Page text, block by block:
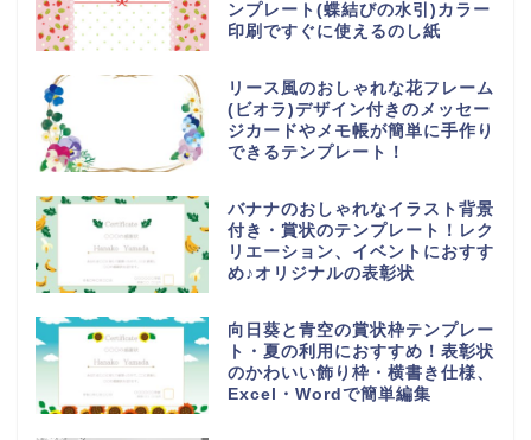
ンプレート(蝶結びの水引)カラー
印刷ですぐに使えるのし紙
リース風のおしゃれな花フレーム
(ビオラ)デザイン付きのメッセー
ジカードやメモ帳が簡単に手作り
できるテンプレート！
バナナのおしゃれなイラスト背景
付き・賞状のテンプレート！レク
リエーション、イベントにおすす
め♪オリジナルの表彰状
向日葵と青空の賞状枠テンプレー
ト・夏の利用におすすめ！表彰状
のかわいい飾り枠・横書き仕様、
Excel・Wordで簡単編集